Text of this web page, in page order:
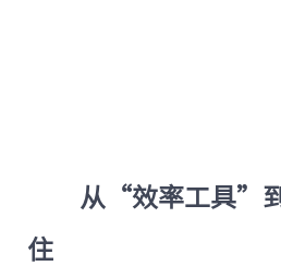
从“效率工具”
住